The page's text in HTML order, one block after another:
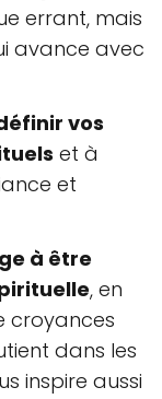
errant, mais
avance avec
vos
et à
et
à être
, en
croyances
dans les
inspire aussi